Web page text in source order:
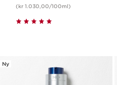
(kr 1.030,00/100ml)
Ny